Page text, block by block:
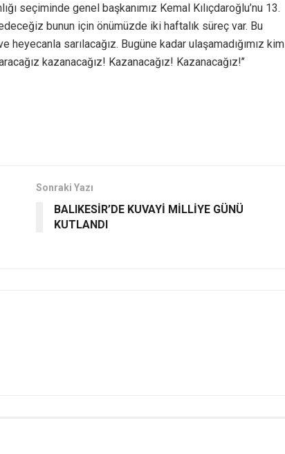
seçiminde genel başkanımız Kemal Kılıçdaroğlu’nu 13.
bunun için önümüzde iki haftalık süreç var. Bu
sarılacağız. Bugüne kadar ulaşamadığımız kim
kazanacağız! Kazanacağız! Kazanacağız!’’
Sonraki Yazı
BALIKESİR’DE KUVAYİ MİLLİYE GÜNÜ
KUTLANDI